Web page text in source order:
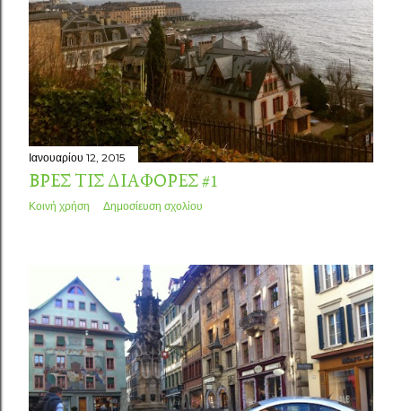
Ιανουαρίου 12, 2015
ΒΡΕΣ ΤΙΣ ΔΙΑΦΟΡΈΣ #1
Κοινή χρήση Δημοσίευση σχολίου